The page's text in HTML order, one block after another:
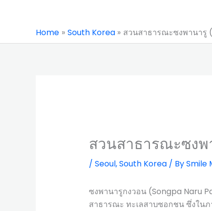
Home South Korea สวนสาธารณะซงพานารู
สวนสาธารณะซง
/ Seoul,South Korea/ BySmile
ซงพานารูกงวอน (Songpa Naru
สาธารณะ ทะเลสาบซอกชน ซึ่งใน